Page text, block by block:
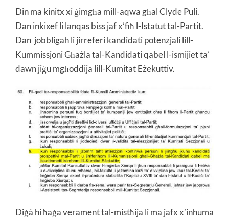
Din ma kinitx xi ġimgħa mill-aqwa għal Clyde Puli.
Dan inkixef li lanqas biss jaf x’fiħ l-Istatut tal-Partit.
Dan jobbligah li jirreferi kandidati potenzjali lill-
Kummissjoni Għażla tal-Kandidati qabel l-ismijiet ta’
dawn jiġu mgħoddija lill-Kumitat Eżekuttiv.
Diġà hi ħaġa verament tal-mistħija li ma jafx x’inhuma